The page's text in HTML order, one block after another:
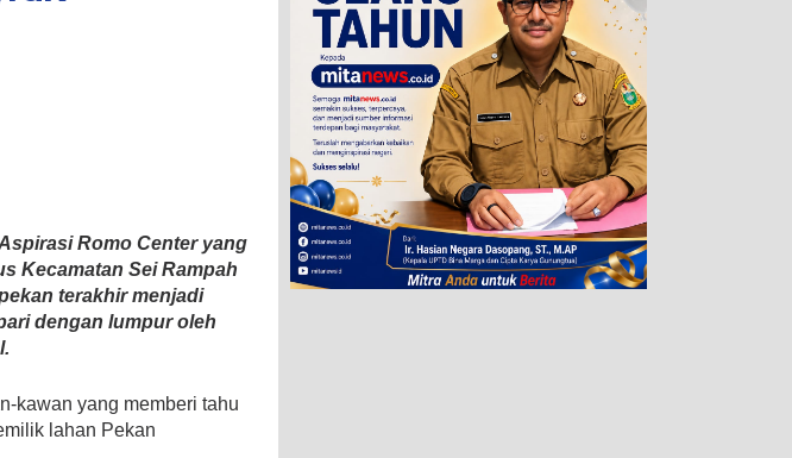
Romo Center yang
Kecamatan Sei Rampah
terakhir menjadi
dengan lumpur oleh
kawan yang memberi tahu
lahan Pekan